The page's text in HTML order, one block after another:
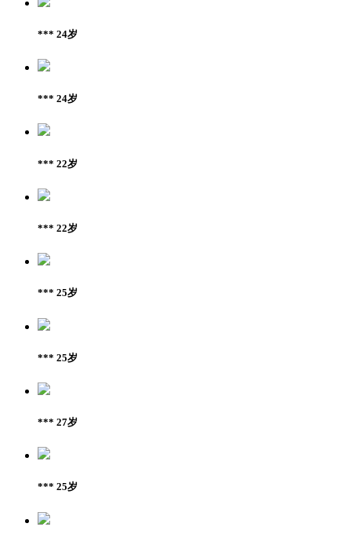
*** 24岁
*** 24岁
*** 22岁
*** 22岁
*** 25岁
*** 25岁
*** 27岁
*** 25岁